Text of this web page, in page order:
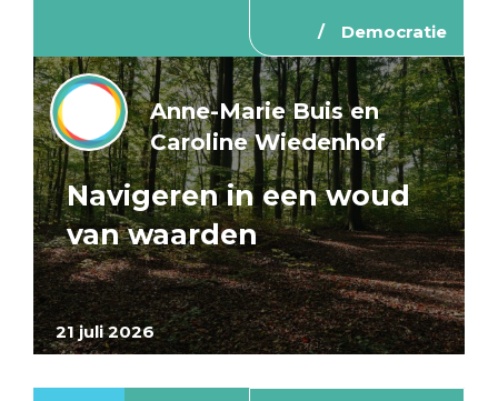
Democratie
21 juli 2026
Anne-Marie Buis en
Caroline Wiedenhof
Navigeren in een woud
van waarden